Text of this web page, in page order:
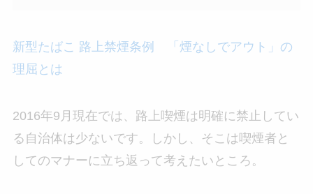
新型たばこ 路上禁煙条例 「煙なしでアウト」の
理屈とは
2016年9月現在では、路上喫煙は明確に禁止してい
る自治体は少ないです。しかし、そこは喫煙者と
してのマナーに立ち返って考えたいところ。